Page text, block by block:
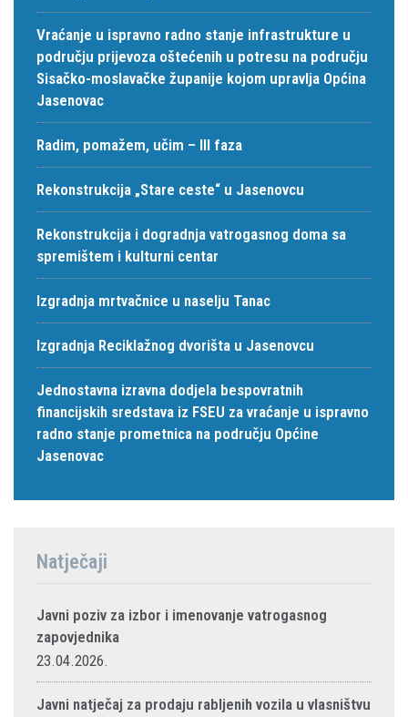
Vraćanje u ispravno radno stanje infrastrukture u
području prijevoza oštećenih u potresu na području
Sisačko-moslavačke županije kojom upravlja Općina
Jasenovac
Radim, pomažem, učim – III faza
Rekonstrukcija „Stare ceste“ u Jasenovcu
Rekonstrukcija i dogradnja vatrogasnog doma sa
spremištem i kulturni centar
Izgradnja mrtvačnice u naselju Tanac
Izgradnja Reciklažnog dvorišta u Jasenovcu
Jednostavna izravna dodjela bespovratnih
financijskih sredstava iz FSEU za vraćanje u ispravno
radno stanje prometnica na području Općine
Jasenovac
Natječaji
Javni poziv za izbor i imenovanje vatrogasnog
zapovjednika
23.04.2026.
Javni natječaj za prodaju rabljenih vozila u vlasništvu